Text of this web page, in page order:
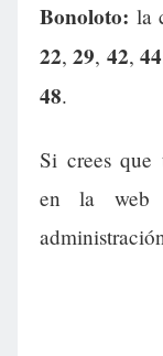
Bonoloto: la
22,29, 42, 44
48.
Si crees que
en la web